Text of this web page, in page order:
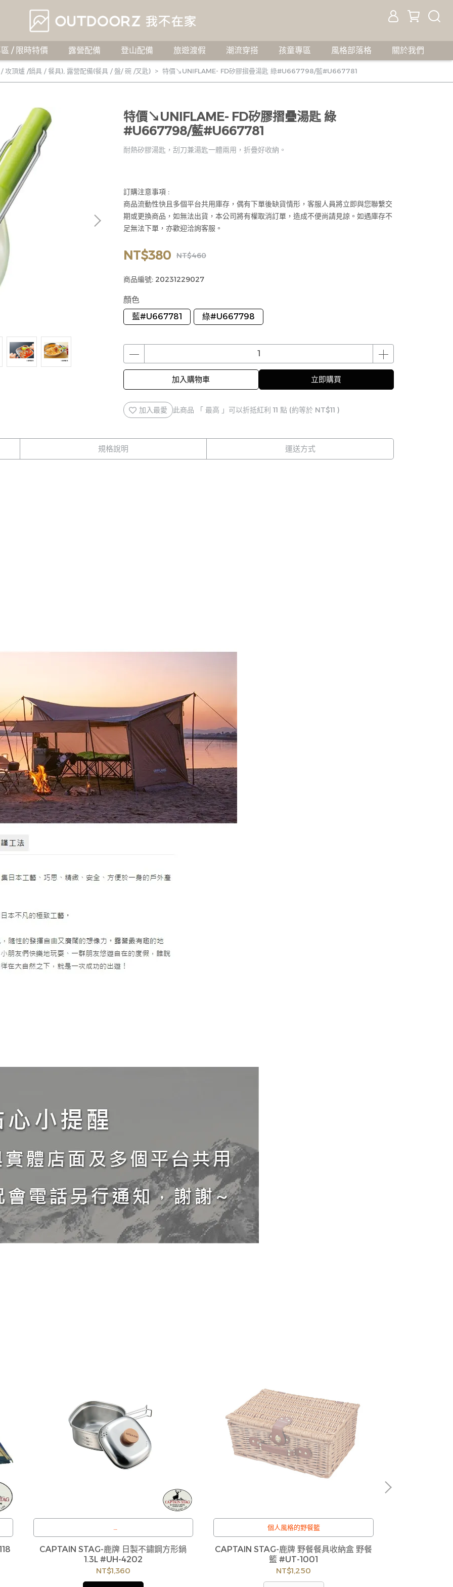
/ 限時特價 露營配備 登山配備 旅遊渡假 潮流穿搭 孩童專區 風格部落格 關於我們
攻頂爐 /鍋具 / 餐具), 露營配備(餐具 / 盤/ 碗 /叉匙) 特價↘UNIFLAME- FD矽膠摺疊湯匙 綠#U667798/藍#U667781
特價↘UNIFLAME- FD矽膠摺疊湯匙 綠
#U667798/藍#U667781
耐熱矽膠湯匙，刮刀兼湯匙一體兩用，折疊好收納。
訂購注意事項 :
商品流動性快且多個平台共用庫存，偶有下單後缺貨情形，客服人員將立即與您聯繫交
期或更換商品，如無法出貨，本公司將有權取消訂單，造成不便尚請見諒。如遇庫存不
足無法下單，亦歡迎洽詢客服。
NT$380 NT$460
商品編號: 20231229027
顏色
藍#U667781
綠#U667798
加入購物車 立即購買
加入最愛 此商品 「 最高 」可以折抵紅利 11 點 (約等於 NT$11 )
規格說明 運送方式
訂購注意事項 :
商品流動性快且多個平台共用庫存，偶有下單後
缺貨情形，客服人員將立即與您聯繫交期或更換
商品，如無法出貨，本公司將有權取消訂單，造
成不便尚請見諒。如遇庫存不足無法下單，亦歡
CAPTAIN STAG-鹿牌 日製不鏽鋼方形鍋
1.3L #UH-4202
NT$1,360
個人風格的野餐籃
CAPTAIN STAG-鹿牌 野餐餐具收納盒 野餐
籃 #UT-1001
NT$1,250